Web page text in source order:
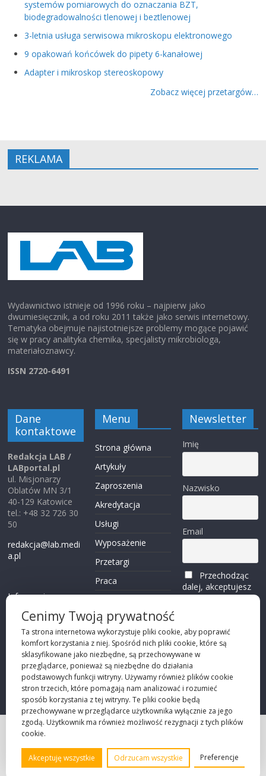
systemów pomiarowych do oznaczania BZT,
biodegradowalności tlenowej i beztlenowej
3-letnia usługa serwisowa mikroskopu elektronowego
9 opakowań końcówek do pipety 6-kanałowej
Adapter i mikroskop stereoskopowy
Zobacz więcej przetargów…
REKLAMA
Wydawnictwo istnieje od 1996 roku – najpierw jako
dwumiesięcznik, a od roku 2011 także jako serwis internetowy.
Tematyka obejmuje najistotniejsze problemy mogące pojawić
się w pracy analityka chemika, specjalisty mikrobiologa,
materiałoznawcy.
ISSN 2720-6491
Dane
kontaktowe
Redakcja LAB /
LABportal.pl
ul. Misjonarzy
Oblatów MN 3/1
40-129 Katowice
tel.: +48 32 726 30
50
redakcja@lab.medi
a.pl
Informacje o
Przechodząc dalej,
akceptujeszpolity
kę prywatności
Menu
Strona główna
Artykuły
Zaproszenia
Akredytacja
Usługi
Wyposażenie
Przetargi
Praca
Kontakt
Newsletter
Imię
Nazwisko
Email
Przechodząc
dalej, akceptujesz
politykę
©2026 Robie Sp. z o.o.
Cenimy Twoją prywatność
Ta strona internetowa wykorzystuje pliki cookie, aby poprawić
komfort korzystania z niej. Spośród nich pliki cookie, które są
sklasyfikowane jako niezbędne, są przechowywane w
przeglądarce, ponieważ są niezbędne do działania
podstawowych funkcji witryny. Używamy również plików cookie
stron trzecich, które pomagają nam analizować i rozumieć
sposób korzystania z tej witryny. Te pliki cookie będą
przechowywane w przeglądarce użytkownika wyłącznie za jego
zgodą. Użytkownik ma również możliwość rezygnacji z tych plików
cookie.
Akceptuję wszystkie Odrzucam wszystkie Preferencje